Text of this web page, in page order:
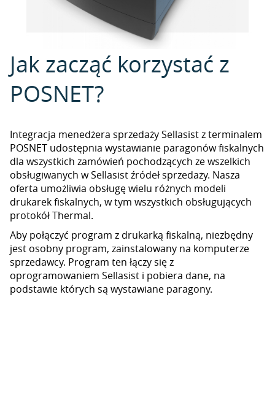
Jak zacząć korzystać z
POSNET?
Integracja menedżera sprzedaży Sellasist z terminalem
POSNET udostępnia wystawianie paragonów fiskalnych
dla wszystkich zamówień pochodzących ze wszelkich
obsługiwanych w Sellasist źródeł sprzedaży. Nasza
oferta umożliwia obsługę wielu różnych modeli
drukarek fiskalnych, w tym wszystkich obsługujących
protokół Thermal.
Aby połączyć program z drukarką fiskalną, niezbędny
jest osobny program, zainstalowany na komputerze
sprzedawcy. Program ten łączy się z
oprogramowaniem Sellasist i pobiera dane, na
podstawie których są wystawiane paragony.